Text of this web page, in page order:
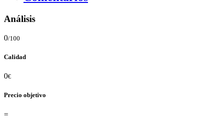
Análisis
0/100
Calidad
0€
Precio objetivo
=